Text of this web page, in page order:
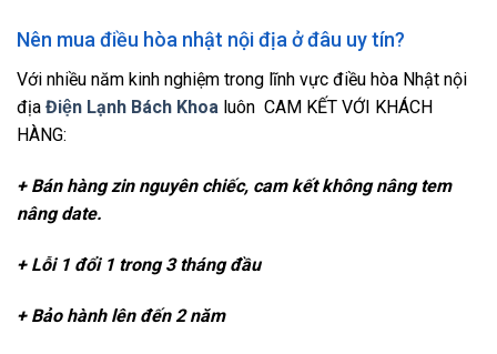
Nên mua điều hòa nhật nội địa ở đâu uy tín?
Với nhiều năm kinh nghiệm trong lĩnh vực điều hòa Nhật nội
địa Điện Lạnh Bách Khoa luôn CAM KẾT VỚI KHÁCH
HÀNG:
+ Bán hàng zin nguyên chiếc, cam kết không nâng tem
nâng date.
+ Lỗi 1 đổi 1 trong 3 tháng đầu
+ Bảo hành lên đến 2 năm